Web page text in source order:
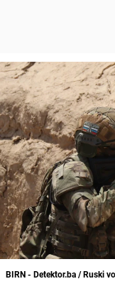
BIRN - Detektor.ba / Ruski